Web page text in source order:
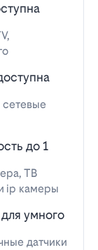
до 1
ТВ
ip камеры
умного
датчики